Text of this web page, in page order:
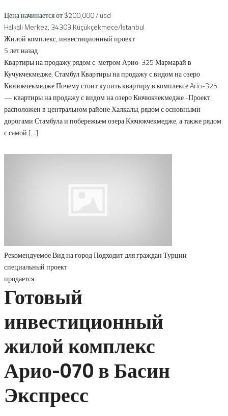
Цена начинается от$200,000/ usd
Halkalı Merkez, 34303 Küçükçekmece/İstanbul
Жилой комплекс,инвестиционный проект
5 лет назад
Квартиры на продажу рядом с метром Арио-325 Мармарай в
Кучукчекмедже, Стамбул Квартиры на продажу с видом на озеро
Кючюкчекмедже Почему стоит купить квартиру в комплексе Ario-325
— квартиры на продажу с видом на озеро Кючюкчекмедже -Проект
расположен в центральном районе Халкалы, рядом с основными
дорогами Стамбула и побережьем озера Кючюкчекмедже, а также рядом
с самой […]
РекомендуемоеВид на городПодходит для граждан Турции
специальный проект
продается
Готовый
инвестиционный
жилой комплекс
Арио-070 в Басин
Экспресс